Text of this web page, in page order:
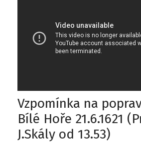
Vzpomínka na
Bílé Hoře 21.6.1621
J.Skály od 13.53)